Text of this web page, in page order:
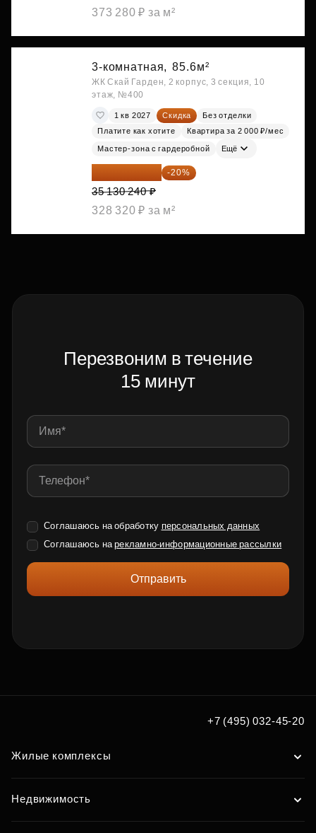
373 280 ₽ за м²
3-комнатная, 85.6м²
ЖК Скай Гарден, 2 корпус, 3 секция, 10
этаж, №400
1 кв 2027 Скидка
Без отделки
Платите как хотите
Квартира за 2 000 ₽/мес
Мастер-зона с гардеробной Ещё
28 104 192 ₽ -20%
35 130 240 ₽
328 320 ₽ за м²
Перезвоним в течение
15 минут
Соглашаюсь на обработку персональных данных
Соглашаюсь нарекламно-информационные рассылки
Отправить
+7 (495) 032-45-20
Жилые комплексы
Недвижимость